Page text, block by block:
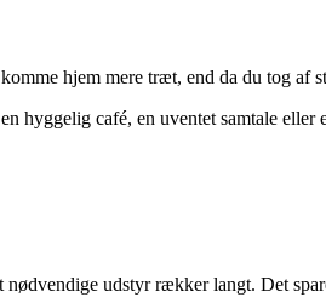
hjem mere træt, end da du tog af
café, en uventet samtale eller
nødvendige udstyr rækker langt. Det